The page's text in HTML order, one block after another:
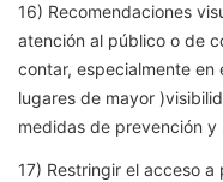
16) Recomendaciones
atención al público o de
contar, especialmente en
lugares de mayor
medidas de prevención y
17) Restringir el acceso